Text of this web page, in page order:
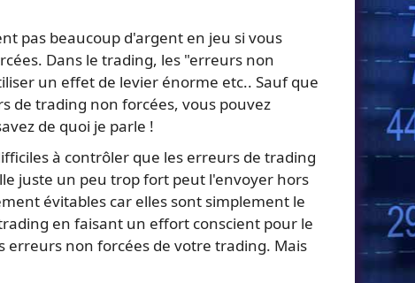
pas beaucoup d'argent en jeu si vous
Dans le trading, les "erreurs non
un effet de levier énorme etc.. Sauf que
de trading non forcées, vous pouvez
de quoi je parle !
à contrôler que les erreurs de trading
juste un peu trop fort peut l'envoyer hors
évitables car elles sont simplement le
en faisant un effort conscient pour le
non forcées de votre trading. Mais